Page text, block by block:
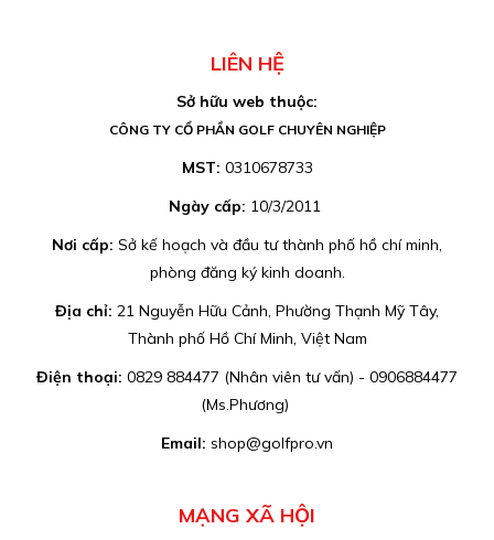
LIÊN HỆ
Sở hữu web thuộc:
CÔNG TY CỔ PHẦN GOLF CHUYÊN NGHIỆP
MST: 0310678733
Ngày cấp: 10/3/2011
Nơi cấp: Sở kế hoạch và đầu tư thành phố hồ chí minh,
phòng đăng ký kinh doanh.
Địa chỉ: 21 Nguyễn Hữu Cảnh, Phường Thạnh Mỹ Tây,
Thành phố Hồ Chí Minh, Việt Nam
Điện thoại: 0829 884477 (Nhân viên tư vấn) - 0906884477
(Ms.Phương)
Email: shop@golfpro.vn
MẠNG XÃ HỘI